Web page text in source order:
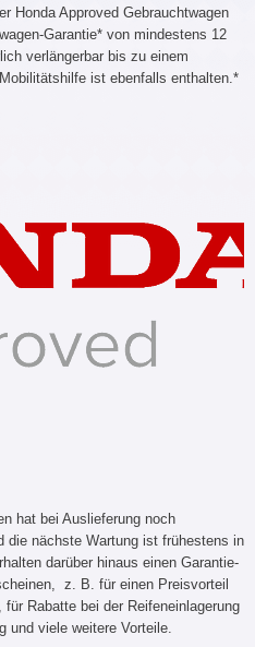
Honda Approved Gebrauchtwagen
Garantie* von mindestens 12
verlängerbar bis zu einem
ist ebenfalls enthalten.*
hat bei Auslieferung noch
die nächste Wartung ist frühestens in
darüber hinaus einen Garantie-
z. B. für einen Preisvorteil
Rabatte bei der Reifeneinlagerung
und viele weitere Vorteile.